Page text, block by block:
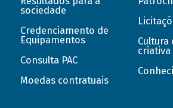
sociedade
Credenciamento de
Equipamentos
Consulta PAC
Moedas contratuais
Cultura
criativa